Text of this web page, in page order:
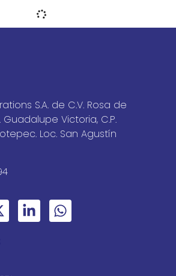
de Bola I Serie
PDF
de Bola I Serie